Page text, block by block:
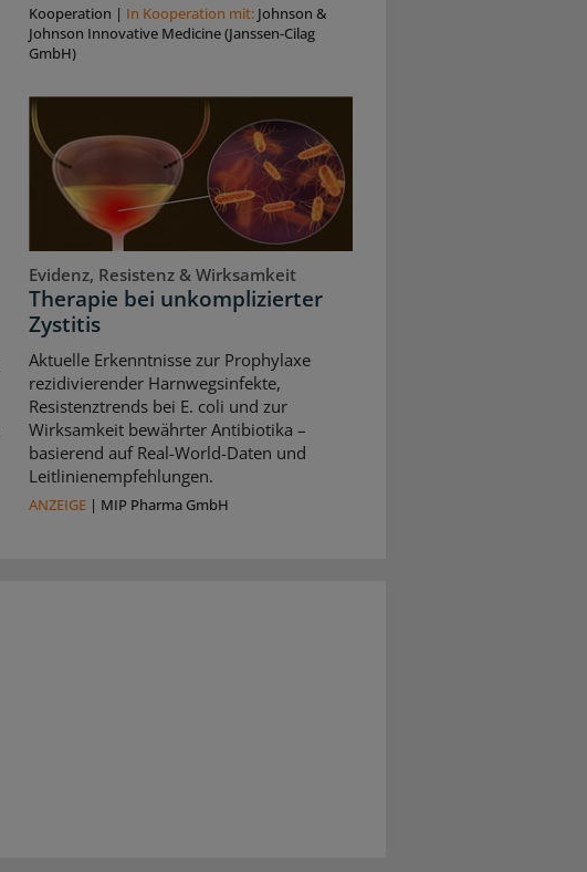
Kooperation | In Kooperation mit: Johnson &
Johnson Innovative Medicine (Janssen-Cilag
GmbH)
Evidenz, Resistenz & Wirksamkeit
Therapie bei unkomplizierter
Zystitis
Aktuelle Erkenntnisse zur Prophylaxe
rezidivierender Harnwegsinfekte,
Resistenztrends bei E. coli und zur
Wirksamkeit bewährter Antibiotika –
basierend auf Real-World-Daten und
Leitlinienempfehlungen.
ANZEIGE| MIP Pharma GmbH